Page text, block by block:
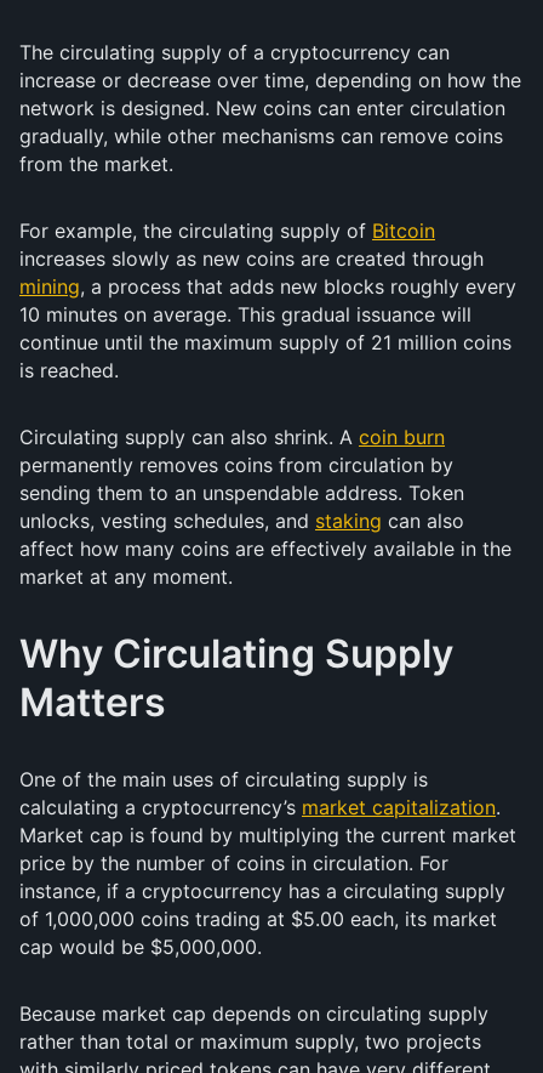
The circulating supply of a cryptocurrency can
increase or decrease over time, depending on how the
network is designed. New coins can enter circulation
gradually, while other mechanisms can remove coins
from the market.
For example, the circulating supply of Bitcoin
increases slowly as new coins are created through
mining, a process that adds new blocks roughly every
10 minutes on average. This gradual issuance will
continue until the maximum supply of 21 million coins
is reached.
Circulating supply can also shrink. A coin burn
permanently removes coins from circulation by
sending them to an unspendable address. Token
unlocks, vesting schedules, and staking can also
affect how many coins are effectively available in the
market at any moment.
Why Circulating Supply
Matters
One of the main uses of circulating supply is
calculating a cryptocurrency’s market capitalization.
Market cap is found by multiplying the current market
price by the number of coins in circulation. For
instance, if a cryptocurrency has a circulating supply
of 1,000,000 coins trading at $5.00 each, its market
cap would be $5,000,000.
Because market cap depends on circulating supply
rather than total or maximum supply, two projects